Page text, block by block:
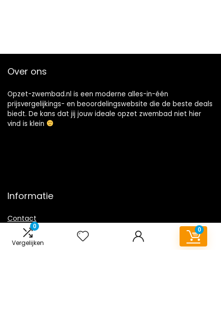
0
Vergelijken
0
Over ons
Opzet-zwembad.nl is een moderne alles-in-één
prijsvergelijkings- en beoordelingswebsite die de beste deals
biedt. De kans dat jij jouw ideale opzet zwembad niet hier
vind is klein
Informatie
Contact
Klantenservice
Over ons